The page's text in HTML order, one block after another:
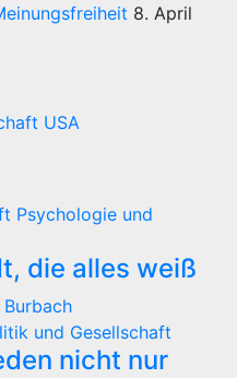
8. April
USA
Psychologie und
die alles weiß
und Gesellschaft
nicht nur